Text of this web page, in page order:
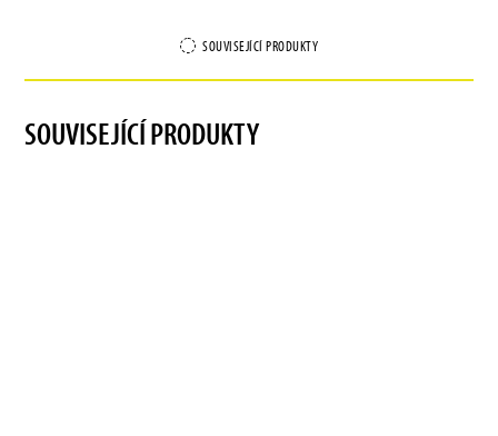
SOUVISEJÍCÍ PRODUKTY
SOUVISEJÍCÍ PRODUKTY